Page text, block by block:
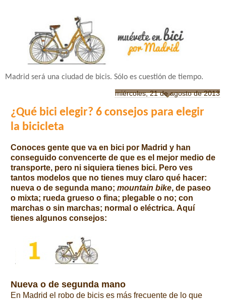
Madrid será una ciudad de bicis. Sólo es cuestión de tiempo.
miércoles, 21 de agosto de 2013
¿Qué bici elegir? 6 consejos para elegir
la bicicleta
Conoces gente que va en bici por Madrid y han
conseguido convencerte de que es el mejor medio de
transporte, pero ni siquiera tienes bici. Pero ves
tantos modelos que no tienes muy claro qué hacer:
nueva o de segunda mano; mountain bike, de paseo
o mixta; rueda grueso o fina; plegable o no; con
marchas o sin marchas; normal o eléctrica. Aquí
tienes algunos consejos:
Nueva o de segunda mano
En Madrid el robo de bicis es más frecuente de lo que